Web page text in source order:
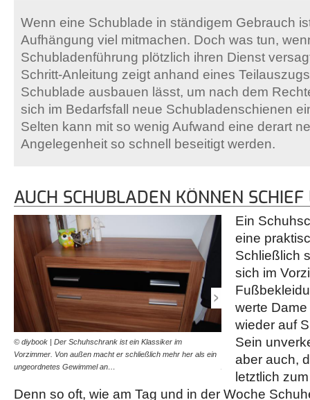
Wenn eine Schublade in ständigem Gebrauch
Aufhängung viel mitmachen. Doch was tun,
Schubladenführung plötzlich ihren Dienst
Schritt-Anleitung zeigt anhand eines
Schublade ausbauen lässt, um nach dem
sich im Bedarfsfall neue Schubladenschienen
Selten kann mit so wenig Aufwand eine derart
Angelegenheit so schnell beseitigt werden.
AUCH SCHUBLADEN KÖNNEN SCHIEF
© diybook | Der Schuhschrank ist ein Klassiker im
Vorzimmer. Von außen macht er schließlich mehr her als ein
ungeordnetes Gewimmel an…
© diybook | Merkwürdig,
schwer öffnen und
Am Ende steht sie…
Ein
eine
Schließlich
sich im
werte
wieder auf
Sein
aber auch,
letztlich
Denn so oft, wie am Tag und in der Woche